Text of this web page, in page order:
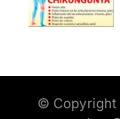
© Copyright